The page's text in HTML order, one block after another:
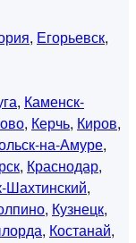
, Егорьевск,
, Каменск-
, Керчь, Киров,
на-Амуре,
, Краснодар,
Шахтинский,
, Кузнецк,
, Костанай,